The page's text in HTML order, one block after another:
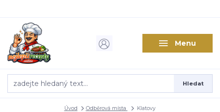
Menu
Hledat
Úvod Odběrová místa Klatovy